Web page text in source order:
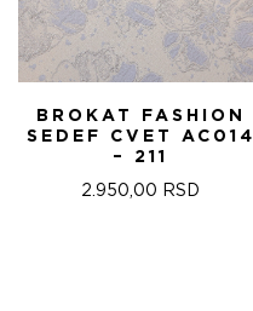
BROKAT FASHION
SEDEF CVET AC014
– 211
2.950,00 RSD